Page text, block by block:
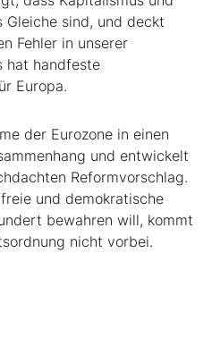
sind, und deckt
Fehler in unserer
hat handfeste
Europa.
der Eurozone in einen
und entwickelt
Reformvorschlag.
und demokratische
bewahren will, kommt
nicht vorbei.